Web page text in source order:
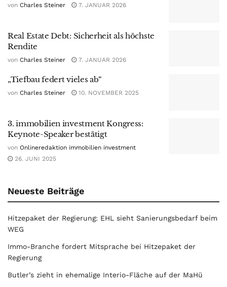
von Charles Steiner 7. JANUAR 2026
Real Estate Debt: Sicherheit als höchste
Rendite
von Charles Steiner 7. JANUAR 2026
„Tiefbau federt vieles ab“
von Charles Steiner 10. NOVEMBER 2025
3. immobilien investment Kongress:
Keynote-Speaker bestätigt
von Onlineredaktion immobilien investment
26. JUNI 2025
Neueste Beiträge
Hitzepaket der Regierung: EHL sieht Sanierungsbedarf beim
WEG
Immo-Branche fordert Mitsprache bei Hitzepaket der
Regierung
Butler’s zieht in ehemalige Interio-Fläche auf der MaHü